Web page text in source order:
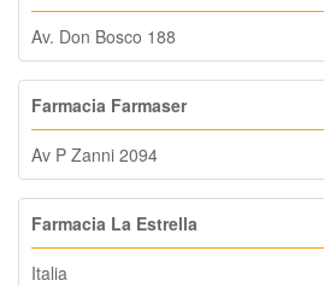
Av. Don Bosco 188
Farmacia Farmaser
Av P Zanni 2094
Farmacia La Estrella
Italia